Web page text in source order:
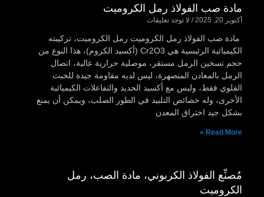
مادة صب الفولاذ رمل الكروميت
أكتوبر 20, 2025 لا توجد تعليقات
مادة صب الفولاذ رمل الكروميت رمل الكروميت، تركيبته
الكيميائية الرئيسية هي Cr2O3 (أكسيد الكروم)، هذا النوع من
حجم تسخين الرمل مستقر، موصلية حرارية عالية، اتصال
الرمل بالمعادن المنصهرة، ليس لديه مقاومة جيدة للخبث
القلوي فقط، وليس مع أكسيد الحديد والتفاعلات الكيميائية
الأخرى، وله خصائص التلبيد في الطور الصلب، ويمكن أن يمنع
بشكل جيد اختراق المعدن
Read More »
مُصنِّع الفولاذ الكربوني، مادة الصب، رمل
الكروميت